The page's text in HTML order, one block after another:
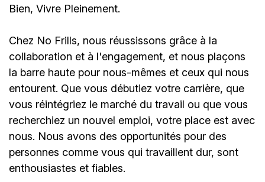
Bien, Vivre Pleinement.
Chez No Frills, nous réussissons grâce à la
collaboration et à l'engagement, et nous plaçons
la barre haute pour nous-mêmes et ceux qui nous
entourent. Que vous débutiez votre carrière, que
vous réintégriez le marché du travail ou que vous
recherchiez un nouvel emploi, votre place est avec
nous. Nous avons des opportunités pour des
personnes comme vous qui travaillent dur, sont
enthousiastes et fiables.